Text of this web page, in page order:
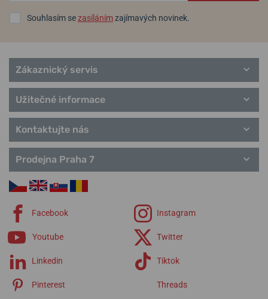
EleganceSouhlasím sezasílánímzajímavých novinek.
Zákaznický servis
Užitečné informace
Kontaktujte nás
Prodejna Praha 7
Facebook Instagram
Youtube Twitter
Linkedin Tiktok
Pinterest Threads